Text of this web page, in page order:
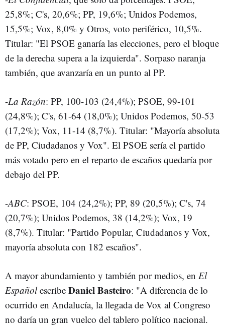
25,8%; C's, 20,6%; PP, 19,6%; Unidos Podemos,
15,5%; Vox, 8,0% y Otros, voto periférico, 10,5%.
Titular: "El PSOE ganaría las elecciones, pero el bloque
de la derecha supera a la izquierda". Sorpaso naranja
también, que avanzaría en un punto al PP.
-La Razón: PP, 100-103 (24,4%); PSOE, 99-101
(24,8%); C's, 61-64 (18,0%); Unidos Podemos, 50-53
(17,2%); Vox, 11-14 (8,7%). Titular: "Mayoría absoluta
de PP, Ciudadanos y Vox". El PSOE sería el partido
más votado pero en el reparto de escaños quedaría por
debajo del PP.
-ABC: PSOE, 104 (24,2%); PP, 89 (20,5%); C's, 74
(20,7%); Unidos Podemos, 38 (14,2%); Vox, 19
(8,7%). Titular: "Partido Popular, Ciudadanos y Vox,
mayoría absoluta con 182 escaños".
A mayor abundamiento y también por medios, en El
Españolescribe Daniel Basteiro: "A diferencia de lo
ocurrido en Andalucía, la llegada de Vox al Congreso
no daría un gran vuelco del tablero político nacional.